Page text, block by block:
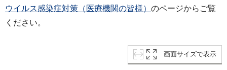
ウイルス感染症対策（医療機関の皆様） のページからご覧
ください。
画面サイズで表示